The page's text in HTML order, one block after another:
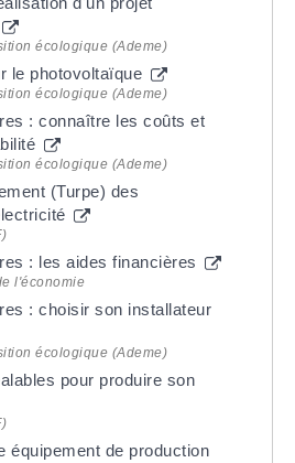
écologique (Ademe)
le photovoltaïque
écologique (Ademe)
: connaître les coûts et
écologique (Ademe)
(Turpe) des
: les aides financières
l'économie
: choisir son installateur
écologique (Ademe)
pour produire son
équipement de production